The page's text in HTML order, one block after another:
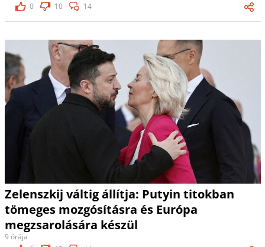
0
10 14
Zelenszkij váltig állítja: Putyin titokban
tömeges mozgósításra és Európa
megzsarolására készül
9 órája